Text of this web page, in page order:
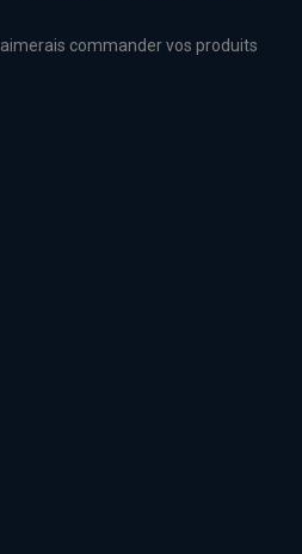
commander vos produits